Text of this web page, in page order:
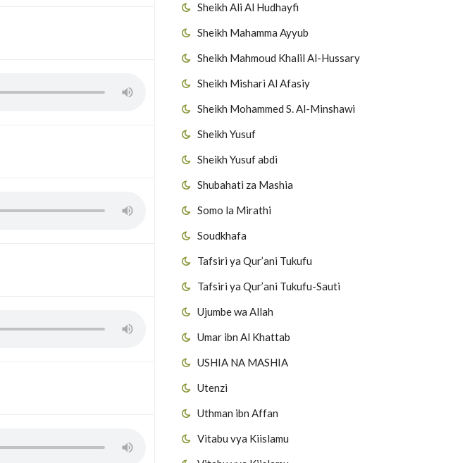
Sheikh Ali Al Hudhayfi
Sheikh Mahamma Ayyub
Sheikh Mahmoud Khalil Al-Hussary
Sheikh Mishari Al Afasiy
Sheikh Mohammed S. Al-Minshawi
Sheikh Yusuf
Sheikh Yusuf abdi
Shubahati za Mashia
Somo la Mirathi
Soudkhafa
Tafsiri ya Qur’ani Tukufu
Tafsiri ya Qur’ani Tukufu-Sauti
Ujumbe wa Allah
Umar ibn Al Khattab
USHIA NA MASHIA
Utenzi
Uthman ibn Affan
Vitabu vya Kiislamu